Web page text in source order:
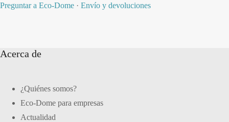
Preguntar a Eco-Dome · Envío y devoluciones
Acerca de
¿Quiénes somos?
Eco-Dome para empresas
Actualidad